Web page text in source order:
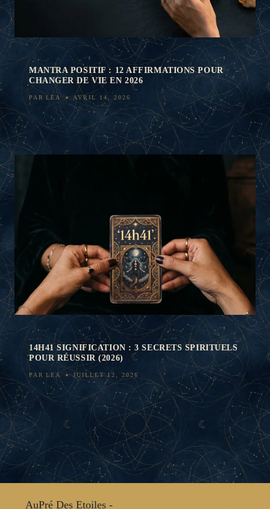
MANTRA POSITIF : 12 AFFIRMATIONS POUR
CHANGER DE VIE EN 2026
PAR LEA AVRIL 14, 2026
14H41 SIGNIFICATION : 3 SECRETS SPIRITUELS
POUR RÉUSSIR (2026)
PAR LEA JUILLET 12, 2026
AuPré Des Etoiles -